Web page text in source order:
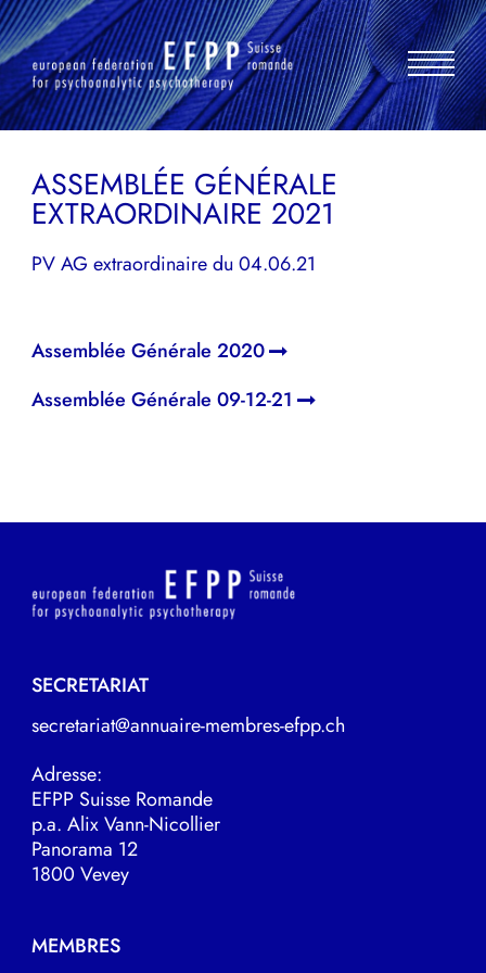
Aller
au
contenu
ASSEMBLÉE GÉNÉRALE
EXTRAORDINAIRE 2021
PV AG extraordinaire du 04.06.21
NAVIGATION
L’ARTICLE
Assemblée Générale 2020
Assemblée Générale 09-12-21
SECRETARIAT
secretariat@annuaire-membres-efpp.ch
Adresse:
EFPP Suisse Romande
p.a. Alix Vann-Nicollier
Panorama 12
1800 Vevey
MEMBRES